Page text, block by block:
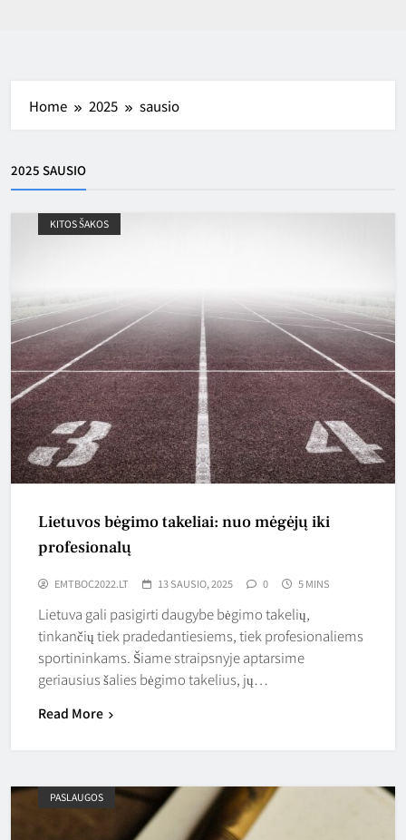
Home 2025 sausio
2025 SAUSIO
KITOS ŠAKOS
Lietuvos bėgimo takeliai: nuo mėgėjų iki
profesionalų
EMTBOC2022.LT 13 SAUSIO, 2025 0 5 MINS
Lietuva gali pasigirti daugybe bėgimo takelių,
tinkančių tiek pradedantiesiems, tiek profesionaliems
sportininkams. Šiame straipsnyje aptarsime
geriausius šalies bėgimo takelius, jų…
Read More
PASLAUGOS